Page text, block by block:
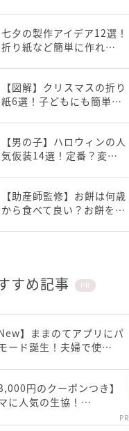
七夕の製作アイデア12選！
折り紙など簡単に作れ…
【図解】クリスマスの折り
紙6選！子どもにも簡単…
【男の子】ハロウィンの人
気仮装14選！定番？変…
【助産師監修】お餅は何歳
から食べて良い？お餅を…
すめ記事 PR
New】ままのてアプリにパ
ード誕生！夫婦で使…
3,000円のクーポンつき】
に人気の生協！…
PR